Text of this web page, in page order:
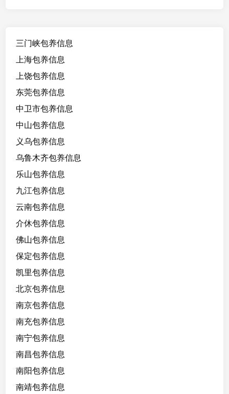
2
2
1
6
5
4
5
k
，
轻
s
，
三
天
W
七
天
W
，
性
好
活
三门峡包养信息
上海包养信息
上饶包养信息
东莞包养信息
中卫市包养信息
中山包养信息
义乌包养信息
乌鲁木齐包养信息
乐山包养信息
九江包养信息
云南包养信息
介休包养信息
佛山包养信息
保定包养信息
凯里包养信息
北京包养信息
南京包养信息
南充包养信息
南宁包养信息
南昌包养信息
南阳包养信息
南靖包养信息